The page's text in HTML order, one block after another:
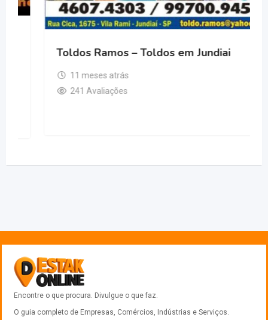
Toldos Ramos – Toldos em Jundiai
11 meses atrás
241 Avaliações
Encontre o que procura. Divulgue o que faz.
O guia completo de Empresas, Comércios, Indústrias e Serviços.